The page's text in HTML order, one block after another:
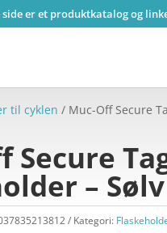
side er et produktkatalog og
til cyklen / Muc-Off Secure
Secure
– Sølv
Kategori: